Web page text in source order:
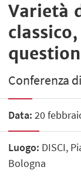
Varietà
Conferenza
Data: 20
Luogo: DISCI,
Bologna